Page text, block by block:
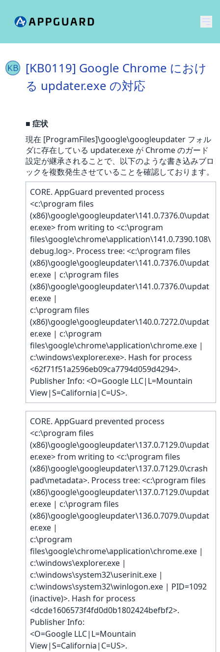
メ
[KB0119] Google Chrome におけ
る updater.exe の対応
■ 症状
現在 [ProgramFiles]\google\googleupdater フォル
ダに存在している updater.exe が Chrome のガード
設定が継承されることで、以下のような書き込みブロ
ックを複数発生させていることを確認しております。
CORE. AppGuard prevented process
<c:\program files
(x86)\google\googleupdater\141.0.7376.0\updat
er.exe> from writing to <c:\program
files\google\chrome\application\141.0.7390.108\
debug.log>. Process tree: <c:\program files
(x86)\google\googleupdater\141.0.7376.0\updat
er.exe | c:\program files
(x86)\google\googleupdater\141.0.7376.0\updat
er.exe |
c:\program files
(x86)\google\googleupdater\140.0.7272.0\updat
er.exe | c:\program
files\google\chrome\application\chrome.exe |
c:\windows\explorer.exe>. Hash for process
<62f71f51a2596eb09ca7794d059d4294>.
Publisher Info: <O=Google LLC|L=Mountain
View|S=California|C=US>.
CORE. AppGuard prevented process
<c:\program files
(x86)\google\googleupdater\137.0.7129.0\updat
er.exe> from writing to <c:\program files
(x86)\google\googleupdater\137.0.7129.0\crash
pad\metadata>. Process tree: <c:\program files
(x86)\google\googleupdater\137.0.7129.0\updat
er.exe | c:\program files
(x86)\google\googleupdater\136.0.7079.0\updat
er.exe |
c:\program
files\google\chrome\application\chrome.exe |
c:\windows\explorer.exe |
c:\windows\system32\userinit.exe |
c:\windows\system32\winlogon.exe | PID=1092
(inactive)>. Hash for process
<dcde1606573f4fd0d0b1802424befbf2>.
Publisher Info:
<O=Google LLC|L=Mountain
View|S=California|C=US>.